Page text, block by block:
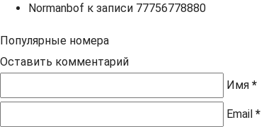
Normanbof к записи 77756778880
Популярные номера
Оставить комментарий
Имя *
Email *